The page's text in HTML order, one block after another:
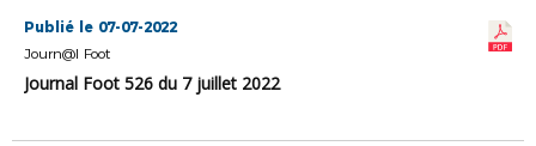
Publié le 07-07-2022
Journ@l Foot
Journal Foot 526 du 7 juillet 2022